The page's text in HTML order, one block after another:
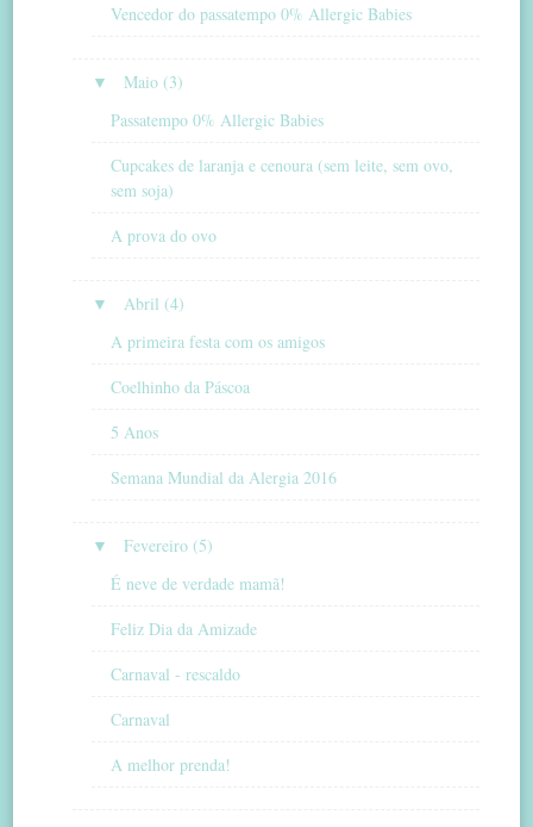
Vencedor do passatempo 0% Allergic Babies
▼
Maio (3)
Passatempo 0% Allergic Babies
Cupcakes de laranja e cenoura (sem leite, sem ovo,
sem soja)
A prova do ovo
▼
Abril (4)
A primeira festa com os amigos
Coelhinho da Páscoa
5 Anos
Semana Mundial da Alergia 2016
▼
Fevereiro (5)
É neve de verdade mamã!
Feliz Dia da Amizade
Carnaval - rescaldo
Carnaval
A melhor prenda!